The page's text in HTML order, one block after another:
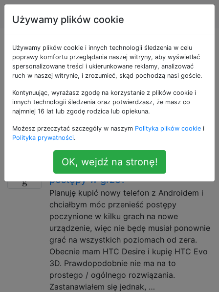
Android Tagi
Pytania otagowane
jako data-transfer
Użyj tego tagu, jeśli problem dotyczy dowolnego
rodzaju danych, które mają być przesyłane między
dane aplikacji) - z wyjątkiem tych, które mają
dedykowane tagi, takie jak „przesyłanie plików”.
Nowy telefon: jak przenieść
postępy w grze?
Planuję kupić nowy telefon z Androidem i
chciałbym móc przenieść postępy
poczynione w kilku grach na nowe
urządzenie, więc nie będę musiał ponownie
grać na wszystkich poziomach od zera.
Obecnie mam HTC Desire i kupię HTC Evo
3D. Prawdopodobnie nie ma na to
prostego / ogólnego rozwiązania.
Zastanawiałem się jednak, …
Używamy plików cookie
Używamy plików cookie i innych technologii śledzenia w celu
poprawy komfortu przeglądania naszej witryny, aby wyświetlać
spersonalizowane treści i ukierunkowane reklamy, analizować
ruch w naszej witrynie, i zrozumieć, skąd pochodzą nasi goście.
Kontynuując, wyrażasz zgodę na korzystanie z plików cookie i
innych technologii śledzenia oraz potwierdzasz, że masz co
najmniej 16 lat lub zgodę rodzica lub opiekuna.
Możesz przeczytać szczegóły w naszym Polityka plików cookie i
Polityka prywatności.
OK, wejdź na stronę!